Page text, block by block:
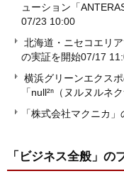
ューション「
07/23 10:00
北海道・ニセコエリ
の実証を開始07/17
横浜グリーンエクス
「null²ⁿ（ヌルヌルネ
「株式会社マクニカ
「ビジネス全般」 の